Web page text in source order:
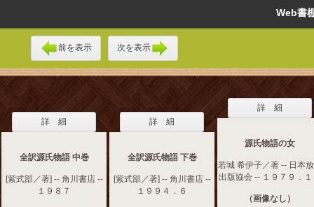
Web
前を表示 次を表示
詳 細
全訳源氏物語 中巻
[紫式部／著] -- 角川書店 --
１９８７
詳 細
全訳源氏物語 下巻
[紫式部／著] -- 角川書店 --
１９９４．６
詳 細
源氏物語の女
若城 希伊子／著 -- 日本
出版協会 -- １９７９．
（画像なし）